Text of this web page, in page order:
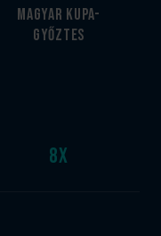
Magyar kupa-
győztes
8x